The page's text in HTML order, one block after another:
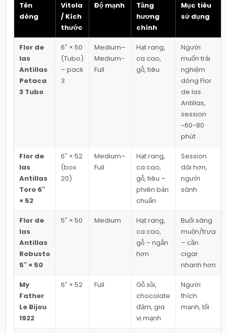
Tên
dòng
Vitola
/ Kích
thước
Độ mạnh
Tầng
hương
chính
Mục tiêu
sử dụng
Flor de
las
Antillas
Petaca
3 Tubo
6″ × 50
(Tubo)
– pack
3
Medium–
Medium-
Full
Hạt rang,
ca cao,
gỗ, tiêu
Người
muốn trải
nghiệm
dòng Flor
de las
Antillas,
session
~60-80
phút
Flor de
las
Antillas
Toro 6″
× 52
6″ × 52
(box
20)
Medium–
Full
Hạt rang,
ca cao,
gỗ, tiêu –
phiên bản
chuẩn
Session
dài hơn,
người
sành
Flor de
las
Antillas
Robusto
5″ × 50
5″ × 50 Medium
Hạt rang,
ca cao,
gỗ – ngắn
hơn
Buổi sáng
muộn/trưa
– cần
cigar
nhanh hơn
My
Father
Le Bijou
1922
6″ × 52 Full
Gỗ sồi,
chocolate
đậm, gia
vị mạnh
Người
thích
mạnh, tối